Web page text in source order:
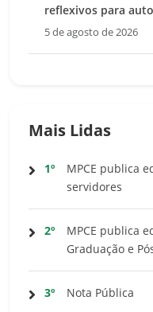
reflexivos para
5 de agosto de 2026
Mais Lidas
1º
MPCE publica
servidores
2º
MPCE publica
Graduação e
3º Nota Pública